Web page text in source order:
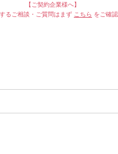
【ご契約企業様へ】
るご相談・ご質問はまず こちら をご確